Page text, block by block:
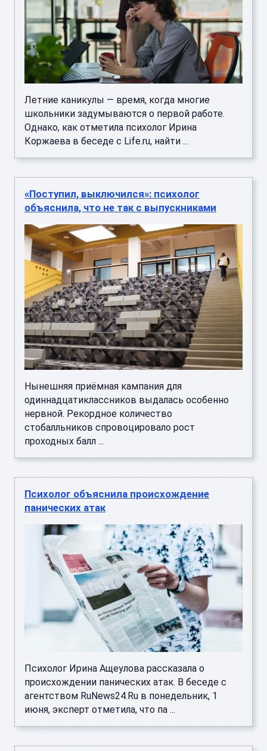
Летние каникулы — время, когда многие
школьники задумываются о первой работе.
Однако, как отметила психолог Ирина
Коржаева в беседе с Life.ru, найти ...
«Поступил, выключился»: психолог
объяснила, что не так с выпускниками
Нынешняя приёмная кампания для
одиннадцатиклассников выдалась особенно
нервной. Рекордное количество
стобалльников спровоцировало рост
проходных балл ...
Психолог объяснила происхождение
панических атак
Психолог Ирина Ащеулова рассказала о
происхождении панических атак. В беседе с
агентством RuNews24.Ru в понедельник, 1
июня, эксперт отметила, что па ...